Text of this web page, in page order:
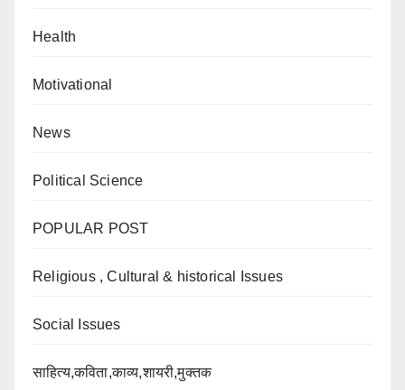
Health
Motivational
News
Political Science
POPULAR POST
Religious , Cultural & historical Issues
Social Issues
साहित्य,कविता,काव्य,शायरी,मुक्तक